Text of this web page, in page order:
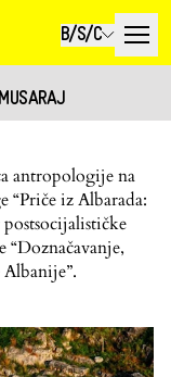
B/S/C
antropologije na
iz Albarada: